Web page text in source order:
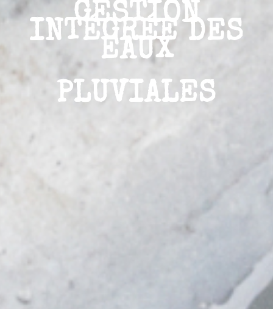
GESTION
INTÉGRÉE DES
EAUX
PLUVIALES